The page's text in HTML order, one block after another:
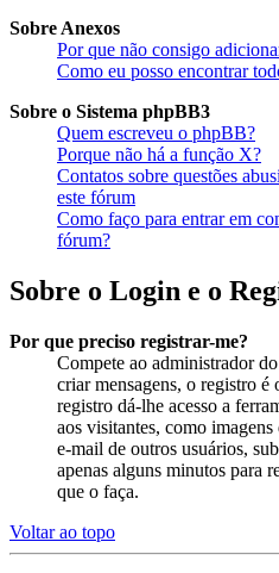
Sobre Anexos
Por que não consigo
Como eu posso encontrar
Sobre o Sistema phpBB3
Quem escreveu o phpBB?
Porque não há a função X?
Contatos sobre questões
este fórum
Como faço para entrar em
fórum?
Sobre o Login e o
Por que preciso registrar-me?
Compete ao administrador
criar mensagens, o registro
registro dá-lhe acesso a
aos visitantes, como imagens
e-mail de outros usuários,
apenas alguns minutos para
que o faça.
Voltar ao topo